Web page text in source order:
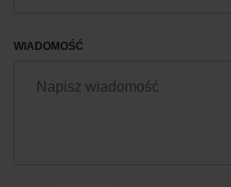
WIADOMOŚĆ